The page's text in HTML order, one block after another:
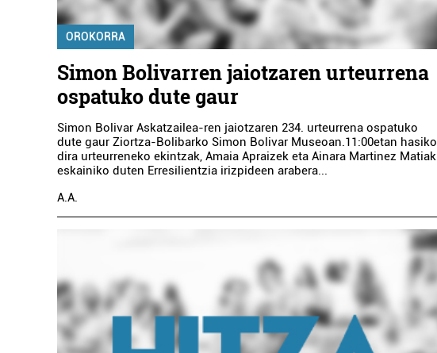
OROKORRA
Simon Bolivarren jaiotzaren urteurrena
ospatuko dute gaur
Simon Bolivar Askatzailea-ren jaiotzaren 234. urteurrena ospatuko
dute gaur Ziortza-Bolibarko Simon Bolivar Museoan.11:00etan hasiko
dira urteurreneko ekintzak, Amaia Apraizek eta Ainara Martinez Matiak
eskainiko duten Erresilientzia irizpideen arabera...
A.A.